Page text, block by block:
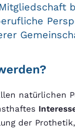
natürlichen
der